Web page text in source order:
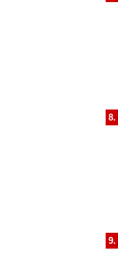
8.
9.